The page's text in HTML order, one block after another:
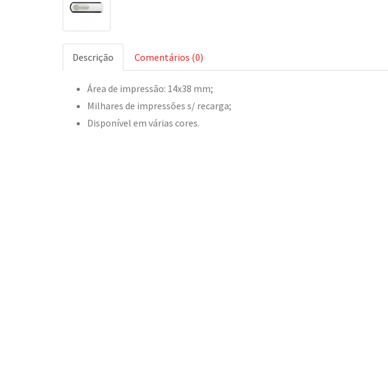
Descrição Comentários (0)
Área de impressão: 14x38 mm;
Milhares de impressões s/ recarga;
Disponível em várias cores.